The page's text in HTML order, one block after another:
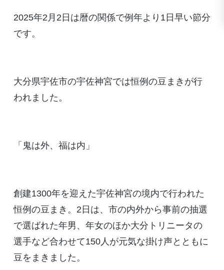
2025年2月2日は暦の関係で例年より1日早い節分
です。
大分県宇佐市の宇佐神宮では恒例の豆まきが行
われました。
「鬼は外、福は内」
創建1300年を迎えた宇佐神宮の境内で行われた
恒例の豆まき。2日は、市の内外から事前の抽選
で選ばれた年男、年女のほか大分トリニータの
選手など合わせて150人が元気な掛け声とともに
豆をまきました。